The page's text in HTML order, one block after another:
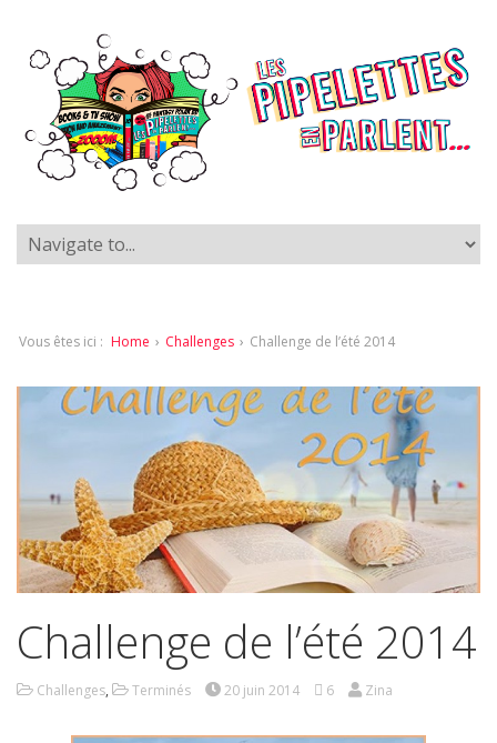
Vous êtes ici : Home › Challenges › Challenge de l’été 2014
Challenge de l’été 2014
Challenges, Terminés 20 juin 2014 6 Zina